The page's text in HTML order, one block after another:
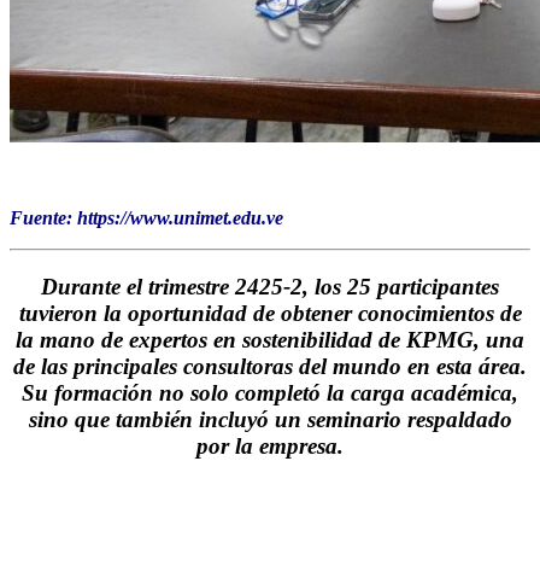
Fuente: https://www.unimet.edu.ve
Durante el trimestre 2425-2, los 25 participantes
tuvieron la oportunidad de obtener conocimientos de
la mano de expertos en sostenibilidad de KPMG, una
de las principales consultoras del mundo en esta área.
Su formación no solo completó la carga académica,
sino que también incluyó un seminario respaldado
por la empresa.